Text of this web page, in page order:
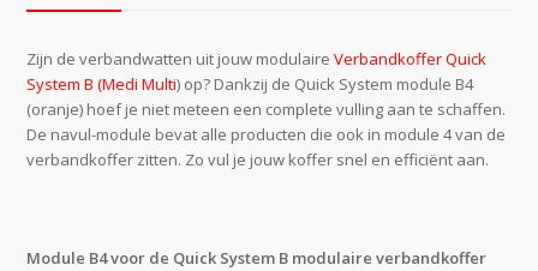
Zijn de verbandwatten uit jouw modulaireVerbandkoffer Quick
System B (Medi Multi) op? Dankzij de Quick System module B4
(oranje) hoef je niet meteen een complete vulling aan te schaffen.
De navul-module bevat alle producten die ook in module 4 van de
verbandkoffer zitten. Zo vul je jouw koffer snel en efficiënt aan.
Module B4 voor de Quick System B modulaire verbandkoffer